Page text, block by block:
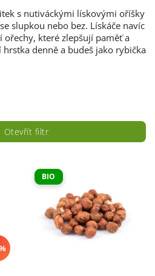
s nutiváckými lískovými oříšky
slupkou nebo bez. Lískáče navíc
které zlepšují paměť a
denně a budeš jako rybička
Otevřít filtr
BIO